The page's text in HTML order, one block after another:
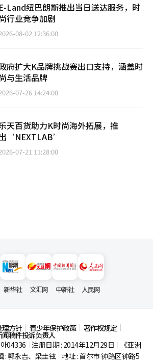
E-Land纽巴朗斯推出当日送达服务，时
尚行业竞争加剧
08-02 12:36:00
府扩大K品牌挑战赛出口支持，涵盖时
尚与生活品牌
07-26 14:24:00
天百货助力K时尚海外拓展，推
‘NEXTLAB’
07-21 11:28:00
新华社 文汇网 中新社 人民网
理方针 青少年保护政策 著作权规定
闻稿件投诉负责人
04336 注册日期 : 2014年12月29日
《亚洲
: 郭永吉、梁圭铉 地址 : 首尔市钟路区钟路5